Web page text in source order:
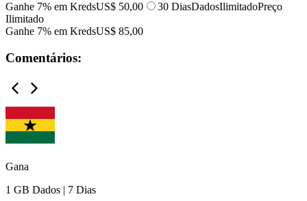
Ganhe 7% em KredsUS$ 50,00 30 DiasDadosIlimitadoPreço
Ilimitado
Ganhe 7% em KredsUS$ 85,00
Comentários:
Gana
1 GB Dados | 7 Dias